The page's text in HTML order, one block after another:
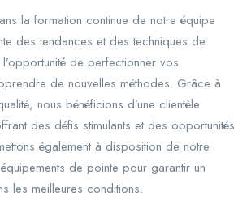
la formation continue de notre équipe
des tendances et des techniques de
de perfectionner vos
de nouvelles méthodes. Grâce à
nous bénéficions d’une clientèle
des défis stimulants et des opportunités
également à disposition de notre
de pointe pour garantir un
les meilleures conditions.